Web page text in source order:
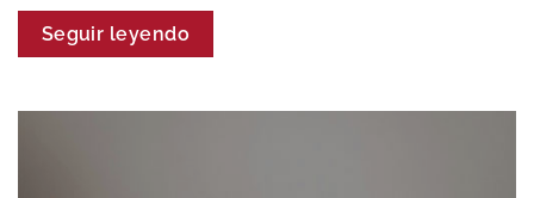
Seguir leyendo